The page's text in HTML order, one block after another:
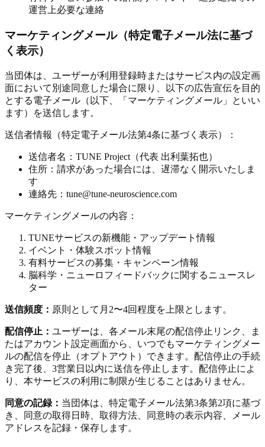
運営上必要な連絡
マーケティングメール（特定電子メール法に基づ
く表示）
当団体は、ユーザーが利用登録時またはサービス内の設定画
面において別途同意した場合に限り、以下の広告宣伝を目的
とする電子メール（以下、「マーケティングメール」といい
ます）を送信します。
送信者情報（特定電子メール法第4条に基づく表示）：
送信者名：TUNE Project（代表 出利葉拓也）
住所：請求があった場合には、遅滞なく開示いたしま
す
連絡先：tune@tune-neuroscience.com
マーケティングメールの内容：
TUNEサービスの新機能・アップデート情報
イベント・体験スポット情報
有料サービスの募集・キャンペーン情報
脳科学・ニューロフィードバックに関するニュースレ
ター
送信頻度： 原則として月2〜4回程度を上限とします。
配信停止： ユーザーは、各メール末尾の配信停止リンク、ま
たはアカウント設定画面から、いつでもマーケティングメー
ルの配信を停止（オプトアウト）できます。配信停止の手続
き完了後、3営業日以内に送信を停止します。配信停止によ
り、本サービスの利用に制限が生じることはありません。
同意の記録： 当団体は、特定電子メール法第3条第2項に基づ
き、同意の取得日時、取得方法、同意時の表示内容、メール
アドレスを記録・保存します。